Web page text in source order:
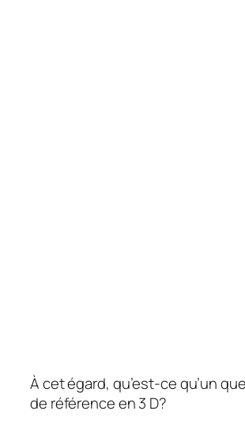
À cet égard, qu’est-ce qu’un
de référence en 3 D?